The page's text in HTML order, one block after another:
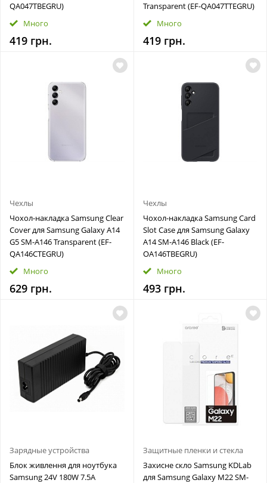
QA047TBEGRU)
Много
419 грн.
Transparent (EF-QA047TTEGRU)
Много
419 грн.
Чехлы
Чохол-накладка Samsung Clear
Cover для Samsung Galaxy A14
G5 SM-A146 Transparent (EF-
QA146CTEGRU)
Много
629 грн.
Чехлы
Чохол-накладка Samsung Card
Slot Case для Samsung Galaxy
A14 SM-A146 Black (EF-
OA146TBEGRU)
Много
493 грн.
Зарядные устройства
Блок живлення для ноутбука
Samsung 24V 180W 7.5A
Защитные пленки и стекла
Захисне скло Samsung KDLab
для Samsung Galaxy M22 SM-